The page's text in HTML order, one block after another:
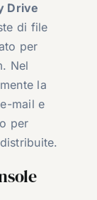
Drive
di file
per
Nel
la
mail e
per